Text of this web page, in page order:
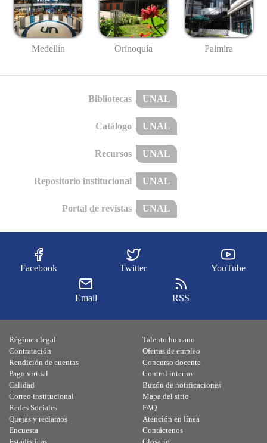
Medellín Orinoquía Palmira
Bibliotecas UNAL
Catálogo UNAL
Recursos UNAL
Repositorio institucional UNAL
Portal de revistas UNAL
Facebook Twitter YouTube
Email RSS
Régimen legal
Contratación
Rendición de cuentas
Pago virtual
Calidad
Talento humano
Ofertas de empleo
Concurso docente
Control interno
Buzón de notificaciones
Correo institucional
Redes Sociales
Quejas y reclamos
Encuesta
Mapa del sitio
FAQ
Atención en línea
Contáctenos